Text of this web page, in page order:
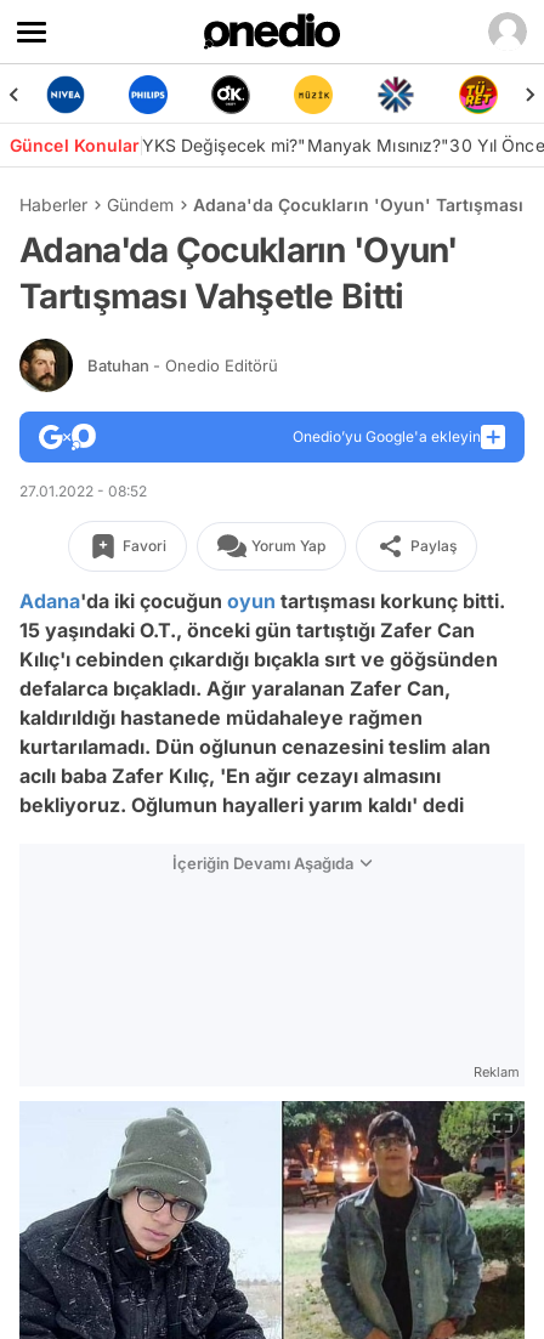
Güncel KonularYKS Değişecek mi?"Manyak Mısınız?"30 Yıl
Haberler Gündem Adana'da Çocukların 'Oyun' Tartışması
Adana'da Çocukların 'Oyun'
Tartışması Vahşetle Bitti
Batuhan - Onedio Editörü
Onedio’yu Google'a ekleyin
27.01.2022 - 08:52
Favori Yorum Yap Paylaş
Adana'da iki çocuğun oyun tartışması korkunç bitti.
15 yaşındaki O.T., önceki gün tartıştığı Zafer Can
Kılıç'ı cebinden çıkardığı bıçakla sırt ve göğsünden
defalarca bıçakladı. Ağır yaralanan Zafer Can,
kaldırıldığı hastanede müdahaleye rağmen
kurtarılamadı. Dün oğlunun cenazesini teslim alan
acılı baba Zafer Kılıç, 'En ağır cezayı almasını
bekliyoruz. Oğlumun hayalleri yarım kaldı' dedi
İçeriğin Devamı Aşağıda
Reklam